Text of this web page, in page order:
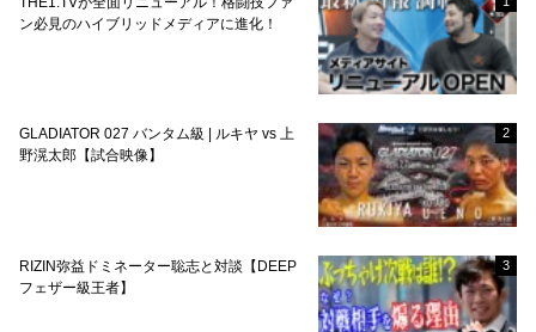
ン必見のハイブリッドメディアに進化！
GLADIATOR 027 バンタム級 | ルキヤ vs 上
野滉太郎【試合映像】
2
RIZIN弥益ドミネーター聡志と対談【DEEP
フェザー級王者】
3